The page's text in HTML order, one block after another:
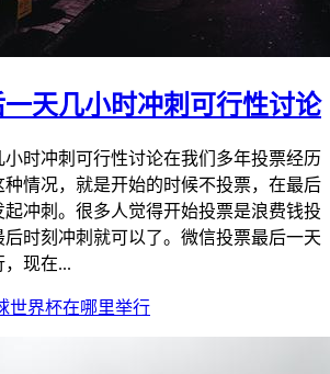
天几小时冲刺可行性讨论
时冲刺可行性讨论在我们多年投票经历
种情况，就是开始的时候不投票，在最后
冲刺。很多人觉得开始投票是浪费钱投
时刻冲刺就可以了。微信投票最后一天
，现在...
世界杯在哪里举行